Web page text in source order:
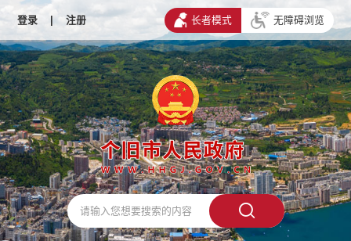
登录 | 注册 长者模式 无障碍浏览